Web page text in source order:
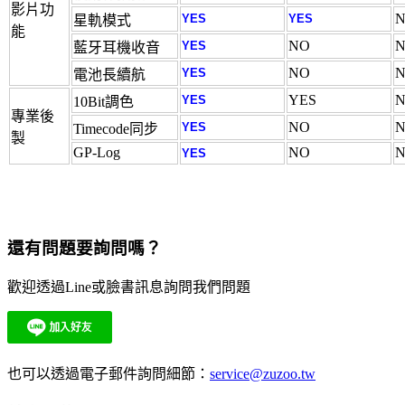
影片功
能
星軌模式
YES YES
藍牙耳機收音
YES NO
電池長續航
YES NO
專業後
製
10Bit調色 YES YES
Timecode同步
YES NO
GP-Log
YES NO
還有問題要詢問嗎？
歡迎透過Line或臉書訊息詢問我們問題
也可以透過電子郵件詢問細節： service@zuzoo.tw